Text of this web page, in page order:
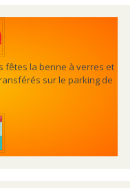
fêtes la benne à verres et
sur le parking de